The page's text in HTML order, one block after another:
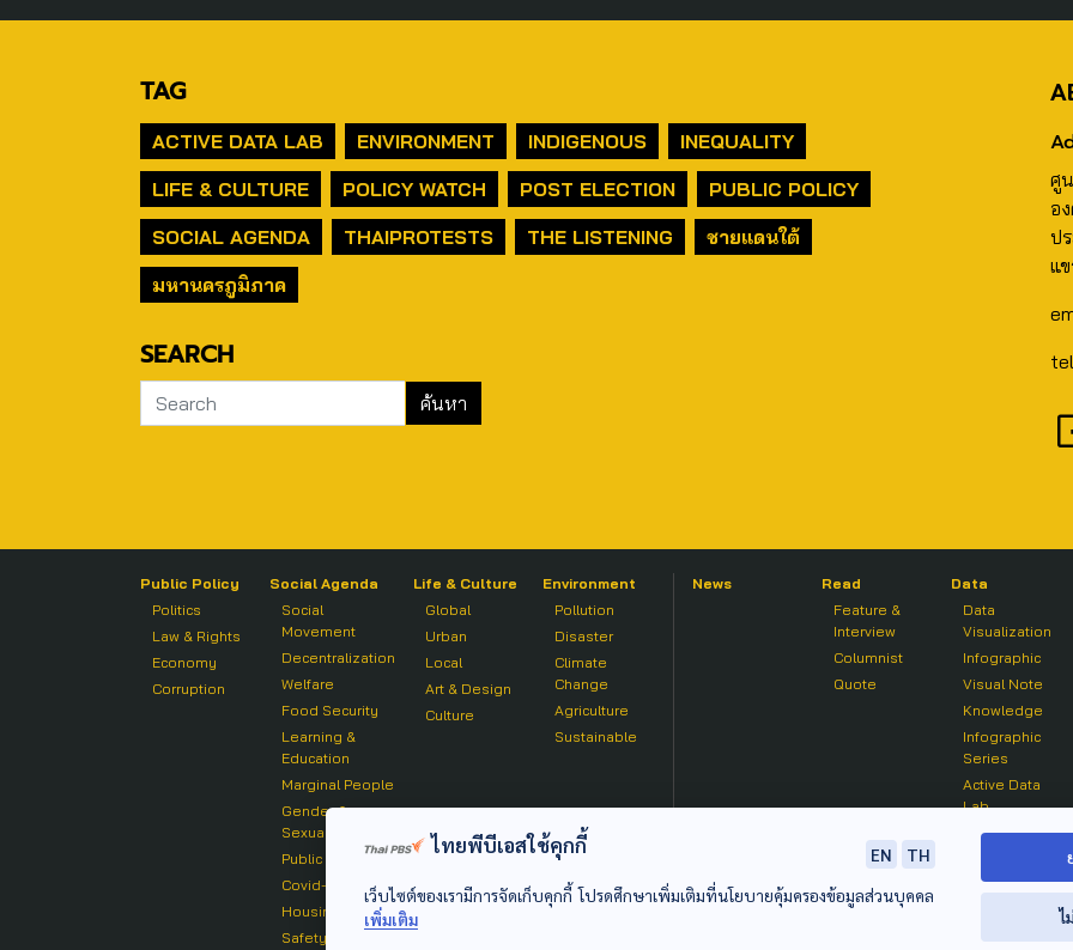
TAG
ACTIVE DATA LAB ENVIRONMENT INDIGENOUS
INEQUALITY
LIFE & CULTURE
POLICY WATCH POST ELECTION
PUBLIC POLICY
SOCIAL AGENDA
THAIPROTESTS THE LISTENING
ชายแดนใต้
มหานครภูมิภาค
SEARCH
ศู
อ
ป
แ
Public Policy
Politics
Law & Rights
Economy
Corruption
Social Agenda
Social
Movement
Decentralization
Welfare
Food Security
Learning &
Education
Marginal People
Gender &
Sexuality
Public Health
Covid-19
Housing
Safety
Life & Culture
Global
Urban
Local
Art & Design
Culture
Environment
Pollution
Disaster
Climate
Change
Agriculture
Sustainable
News
Read
Feature &
Interview
Columnist
Quote
Data
Data
Visualization
Infographic
Visual Note
Knowledge
Infographic
Series
Active Data
Lab
ไทยพีบีเอสใช้คุกกี้ EN
TH
เว็บไซต์ของเรามีการจัดเก็บคุกกี้ โปรดศึกษาเพิ่มเติมที่นโยบายคุ้มครองข้อมูลส่วนบุคคล
เพิ่มเติม
ไ